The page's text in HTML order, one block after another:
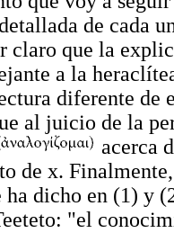
de cada
claro que la
a la
diferente de
al juicio de la
acerca
de x.
ha dicho en (1) y
"el